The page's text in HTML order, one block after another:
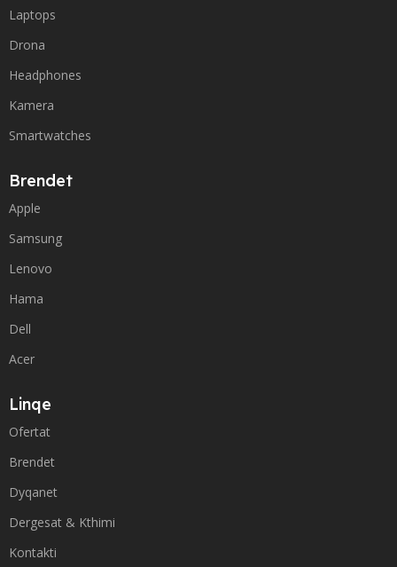
Laptops
Drona
Headphones
Kamera
Smartwatches
Brendet
Apple
Samsung
Lenovo
Hama
Dell
Acer
Linqe
Ofertat
Brendet
Dyqanet
Dergesat & Kthimi
Kontakti